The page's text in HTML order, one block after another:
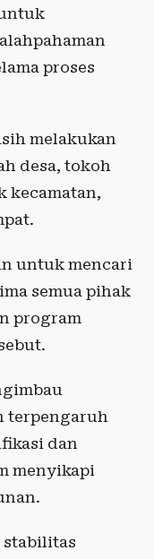
proses
melakukan
desa, tokoh
kecamatan,
untuk mencari
semua pihak
program
terpengaruh
dan
menyikapi
stabilitas